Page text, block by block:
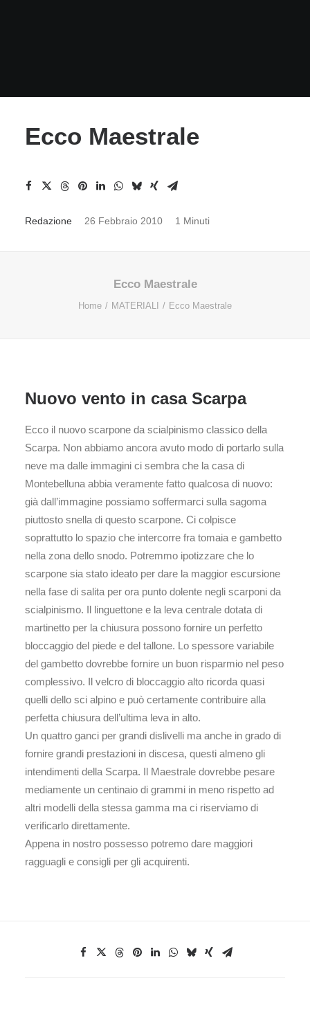
Ecco Maestrale
Redazione 26 Febbraio 2010 1 Minuti
Ecco Maestrale
Home MATERIALI Ecco Maestrale
Nuovo vento in casa Scarpa
Ecco il nuovo scarpone da scialpinismo classico della
Scarpa. Non abbiamo ancora avuto modo di portarlo sulla
neve ma dalle immagini ci sembra che la casa di
Montebelluna abbia veramente fatto qualcosa di nuovo:
già dall’immagine possiamo soffermarci sulla sagoma
piuttosto snella di questo scarpone. Ci colpisce
soprattutto lo spazio che intercorre fra tomaia e gambetto
nella zona dello snodo. Potremmo ipotizzare che lo
scarpone sia stato ideato per dare la maggior escursione
nella fase di salita per ora punto dolente negli scarponi da
scialpinismo. Il linguettone e la leva centrale dotata di
martinetto per la chiusura possono fornire un perfetto
bloccaggio del piede e del tallone. Lo spessore variabile
del gambetto dovrebbe fornire un buon risparmio nel peso
complessivo. Il velcro di bloccaggio alto ricorda quasi
quelli dello sci alpino e può certamente contribuire alla
perfetta chiusura dell’ultima leva in alto.
Un quattro ganci per grandi dislivelli ma anche in grado di
fornire grandi prestazioni in discesa, questi almeno gli
intendimenti della Scarpa. Il Maestrale dovrebbe pesare
mediamente un centinaio di grammi in meno rispetto ad
altri modelli della stessa gamma ma ci riserviamo di
verificarlo direttamente.
Appena in nostro possesso potremo dare maggiori
ragguagli e consigli per gli acquirenti.